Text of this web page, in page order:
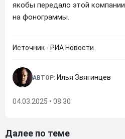
якобы передало этой
на фонограммы.
Источник - РИА Новости
АВТОР: Илья Звягинцев
04.03.2025 • 08:30
Далее по теме